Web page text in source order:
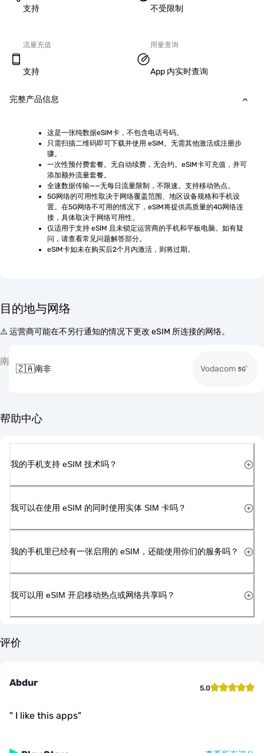
支持 不受限制
流量充值
支持
用量查询
App 内实时查询
完整产品信息
这是一张纯数据eSIM卡，不包含电话号码。
只需扫描二维码即可下载并使用 eSIM。无需其他激活或注册步
骤。
一次性预付费套餐。无自动续费，无合约。eSIM卡可充值，并可
添加额外流量套餐。
全速数据传输——无每日流量限制，不限速。支持移动热点。
5G网络的可用性取决于网络覆盖范围、地区设备规格和手机设
置。在5G网络不可用的情况下，eSIM将提供高质量的4G网络连
接，具体取决于网络可用性。
仅适用于支持 eSIM 且未锁定运营商的手机和平板电脑。如有疑
问，请查看常见问题解答部分。
eSIM卡如未在购买后2个月内激活，则将过期。
目的地与网络
⚠️ 运营商可能在不另行通知的情况下更改 eSIM 所连接的网络。
南
🇿🇦南非 Vodacom
帮助中心
我的手机支持 eSIM 技术吗？
我可以在使用 eSIM 的同时使用实体 SIM 卡吗？
我的手机里已经有一张启用的 eSIM，还能使用你们的服务吗？
我可以用 eSIM 开启移动热点或网络共享吗？
评价
Abdur 5.0
" I like this apps"